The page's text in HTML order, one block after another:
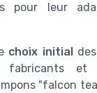
pour leur
choix initial
et
"falcon